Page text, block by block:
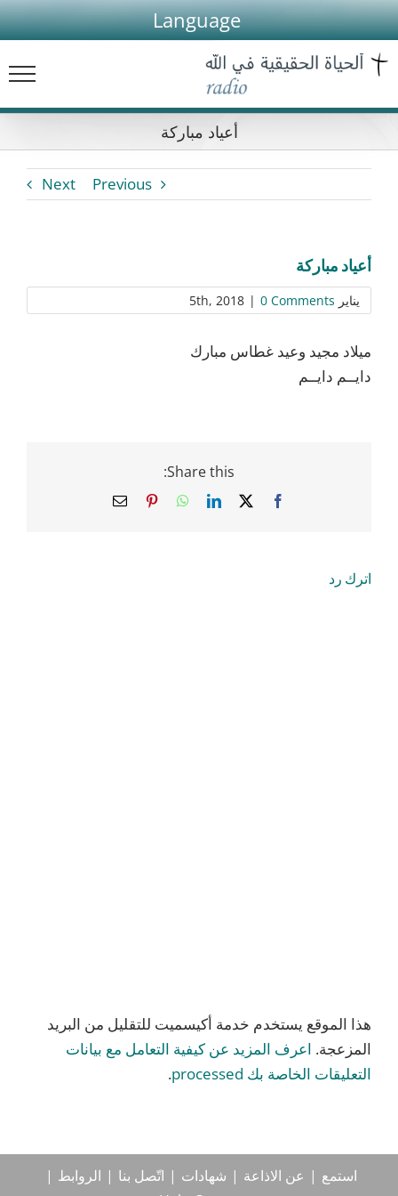
Skip
to
content
Language
أعياد مباركة
Previous
Next
أعياد مباركة
يناير 5th, 2018 | 0 Comments
ميلاد مجيد وعيد غطاس مبارك
دايــم دايــم
Share this:
Facebook
X
LinkedIn
WhatsApp
Pinterest
Email
اترك رد
هذا الموقع يستخدم خدمة أكيسميت للتقليل من البريد
المزعجة. اعرف المزيد عن كيفية التعامل مع بيانات
التعليقات الخاصة بك processed
.
استمع عن الاذاعة شهادات اتّصل بنا
الروابط